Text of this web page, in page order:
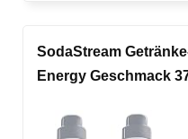
SodaStream
Energy Geschmack